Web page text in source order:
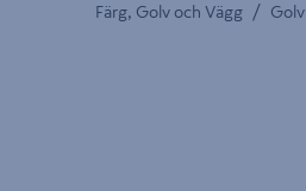
Färg, Golv och Vägg / Golv